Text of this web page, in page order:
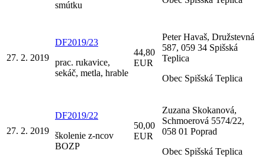
smútku
27. 2. 2019
DF2019/23
prac. rukavice,
sekáč, metla, hrable
44,80
EUR
Peter Havaš, Družstevná
587, 059 34 Spišská
Teplica
Obec Spišská Teplica
27. 2. 2019
DF2019/22
školenie z-ncov
BOZP
50,00
EUR
Zuzana Skokanová,
Schmoerová 5574/22,
058 01 Poprad
Obec Spišská Teplica